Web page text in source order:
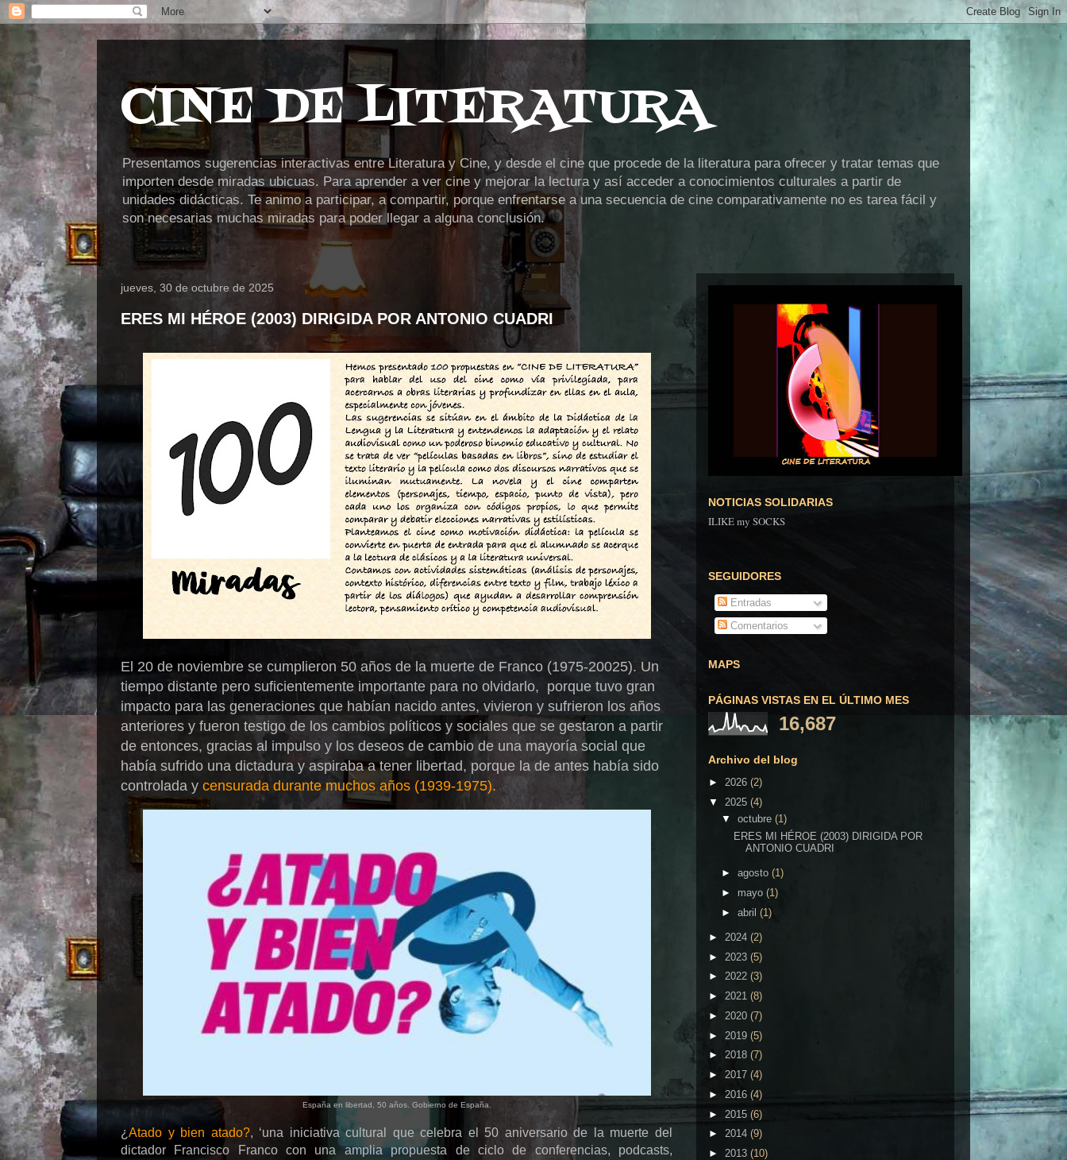
CINE DE LITERATURA
Presentamos sugerencias interactivas entre Literatura y Cine, y desde el cine que procede de la literatura para ofrecer y tratar temas que
importen desde miradas ubicuas. Para aprender a ver cine y mejorar la lectura y así acceder a conocimientos culturales a partir de
unidades didácticas. Te animo a participar, a compartir, porque enfrentarse a una secuencia de cine comparativamente no es tarea fácil y
son necesarias muchas miradas para poder llegar a alguna conclusión.
jueves, 30 de octubre de 2025
ERES MI HÉROE (2003) DIRIGIDA POR ANTONIO CUADRI
El 20 de noviembre se cumplieron 50 años de la muerte de Franco (1975-20025). Un
tiempo distante pero suficientemente importante para no olvidarlo, porque tuvo gran
impacto para las generaciones que habían nacido antes, vivieron y sufrieron los años
anteriores y fueron testigo de los cambios políticos y sociales que se gestaron a partir
de entonces, gracias al impulso y los deseos de cambio de una mayoría social que
había sufrido una dictadura y aspiraba a tener libertad, porque la de antes había sido
controlada y censurada durante muchos años (1939-1975).
España en libertad, 50 años. Gobierno de España.
¿ Atado y bien atado?, ‘una iniciativa cultural que celebra el 50 aniversario de la muerte del
dictador Francisco Franco con una amplia propuesta de ciclo de conferencias, podcasts,
NOTICIAS SOLIDARIAS
ILIKE my SOCKS
SEGUIDORES
Entradas
Comentarios
MAPS
PÁGINAS VISTAS EN EL ÚLTIMO MES
16,687
Archivo del blog
► 2026 (2)
▼ 2025 (4)
▼ octubre (1)
ERES MI HÉROE (2003) DIRIGIDA POR
ANTONIO CUADRI
► agosto (1)
► mayo (1)
► abril (1)
► 2024 (2)
► 2023 (5)
► 2022 (3)
► 2021 (8)
► 2020 (7)
► 2019 (5)
► 2018 (7)
► 2017 (4)
► 2016 (4)
► 2015 (6)
► 2014 (9)
► 2013 (10)